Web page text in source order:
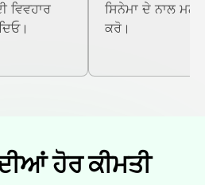
ਵਿਵਹਾਰ
ਸਿਨੇਮਾ ਦੇ ਨਾਲ
ਕਰੋ।
ਹੋਰ ਕੀਮਤੀ